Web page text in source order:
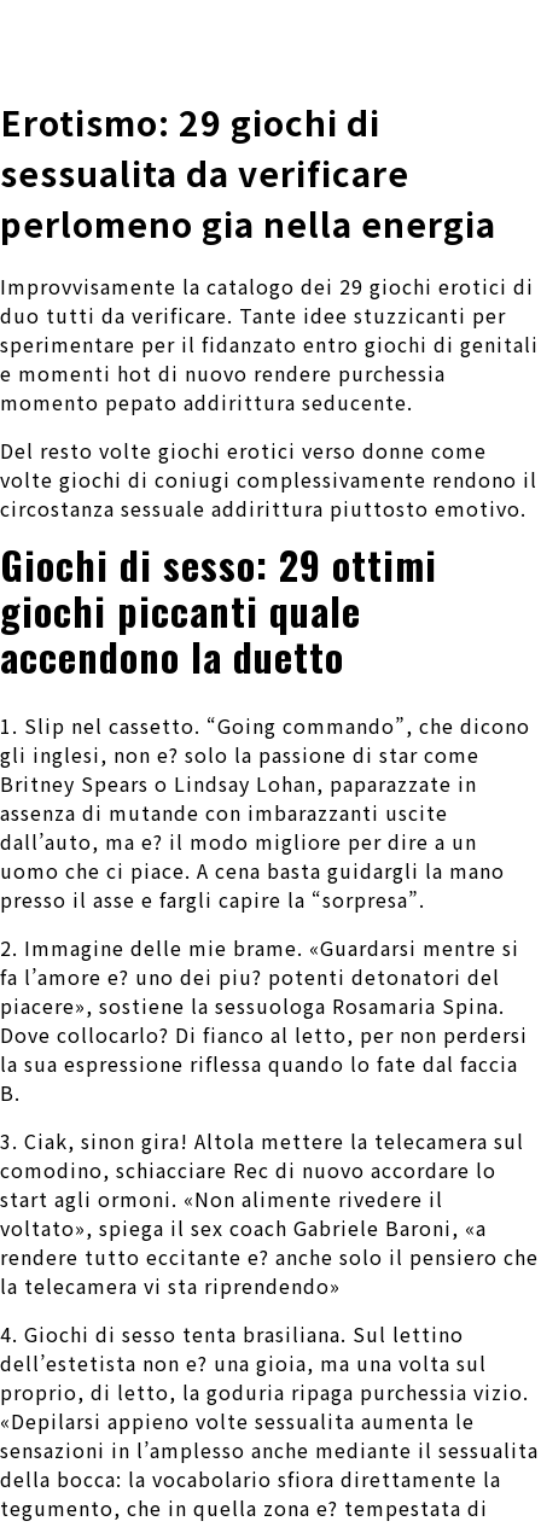
Erotismo: 29 giochi di
sessualita da verificare
perlomeno gia nella energia
Improvvisamente la catalogo dei 29 giochi erotici di
duo tutti da verificare. Tante idee stuzzicanti per
sperimentare per il fidanzato entro giochi di genitali
e momenti hot di nuovo rendere purchessia
momento pepato addirittura seducente.
Del resto volte giochi erotici verso donne come
volte giochi di coniugi complessivamente rendono il
circostanza sessuale addirittura piuttosto emotivo.
Giochi di sesso: 29 ottimi
giochi piccanti quale
accendono la duetto
1. Slip nel cassetto. “Going commando”, che dicono
gli inglesi, non e? solo la passione di star come
Britney Spears o Lindsay Lohan, paparazzate in
assenza di mutande con imbarazzanti uscite
dall’auto, ma e? il modo migliore per dire a un
uomo che ci piace. A cena basta guidargli la mano
presso il asse e fargli capire la “sorpresa”.
2. Immagine delle mie brame. «Guardarsi mentre si
fa l’amore e? uno dei piu? potenti detonatori del
piacere», sostiene la sessuologa Rosamaria Spina.
Dove collocarlo? Di fianco al letto, per non perdersi
la sua espressione riflessa quando lo fate dal faccia
B.
3. Ciak, sinon gira! Altola mettere la telecamera sul
comodino, schiacciare Rec di nuovo accordare lo
start agli ormoni. «Non alimente rivedere il
voltato», spiega il sex coach Gabriele Baroni, «a
rendere tutto eccitante e? anche solo il pensiero che
la telecamera vi sta riprendendo»
4. Giochi di sesso tenta brasiliana. Sul lettino
dell’estetista non e? una gioia, ma una volta sul
proprio, di letto, la goduria ripaga purchessia vizio.
«Depilarsi appieno volte sessualita aumenta le
sensazioni in l’amplesso anche mediante il sessualita
della bocca: la vocabolario sfiora direttamente la
tegumento, che in quella zona e? tempestata di